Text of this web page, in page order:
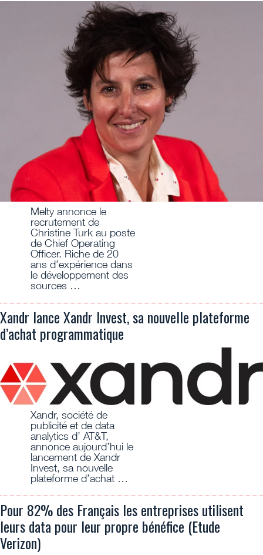
Melty annonce le
recrutement de
Christine Turk au poste
de Chief Operating
Officer. Riche de 20
ans d’expérience dans
le développement des
sources …
Xandr lance Xandr Invest, sa nouvelle plateforme
d’achat programmatique
Xandr, société de
publicité et de data
analytics d’ AT&T,
annonce aujourd’hui le
lancement de Xandr
Invest, sa nouvelle
plateforme d’achat …
Pour 82% des Français les entreprises utilisent
leurs data pour leur propre bénéfice (Etude
Verizon)